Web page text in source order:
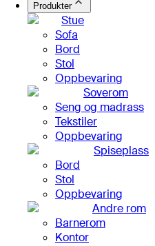
Produkter
Stue
Sofa
Bord
Stol
Oppbevaring
Soverom
Seng og madrass
Tekstiler
Oppbevaring
Spiseplass
Bord
Stol
Oppbevaring
Andre rom
Barnerom
Kontor